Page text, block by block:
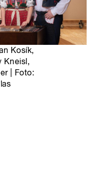
Kosík,
Kneisl,
| Foto: